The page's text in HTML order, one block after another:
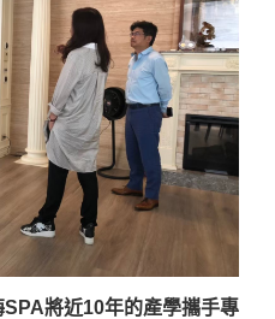
將近10年的產學攜手專